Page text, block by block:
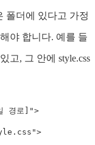
폴더에 있다고 가정
야 합니다. 예를 들
고, 그 안에 style.css
경로] ">
">